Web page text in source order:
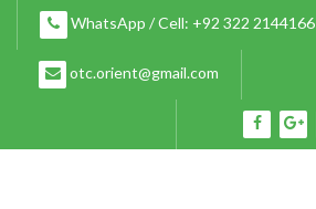
content
WhatsApp / Cell: +92 322 2144166
otc.orient@gmail.com